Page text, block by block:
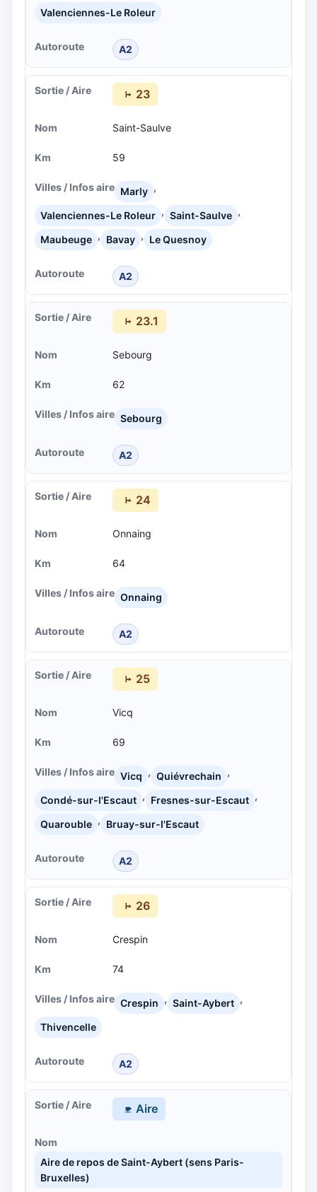
Valenciennes-Le Roleur
A2
23
Saint-Saulve
59
Marly ,
Valenciennes-Le Roleur , Saint-Saulve ,
Maubeuge , Bavay , Le Quesnoy
A2
23.1
Sebourg
62
Sebourg
A2
24
Onnaing
64
Onnaing
A2
25
Vicq
69
Vicq , Quiévrechain ,
Condé-sur-l'Escaut , Fresnes-sur-Escaut ,
Quarouble , Bruay-sur-l'Escaut
A2
26
Crespin
74
Crespin , Saint-Aybert ,
Thivencelle
A2
Aire
Aire de repos de Saint-Aybert (sens Paris-
Bruxelles)